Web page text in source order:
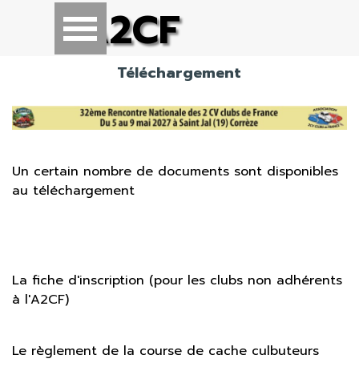
Aller au contenuA2CF
Sauter le menu
Téléchargement
Un certain nombre de documents sont disponibles
au téléchargement
La fiche d'inscription (pour les clubs non adhérents
à l'A2CF)
Le règlement de la course de cache culbuteurs